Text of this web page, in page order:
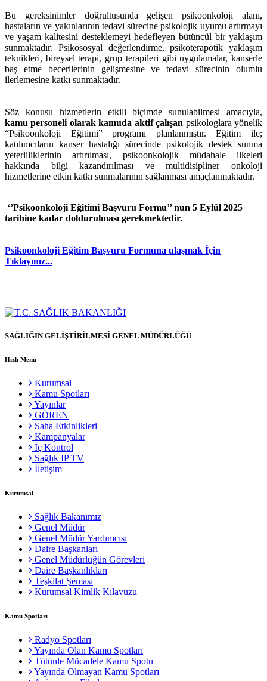
Bu gereksinimler doğrultusunda gelişen psikoonkoloji alanı,
hastaların ve yakınlarının tedavi sürecine psikolojik uyumu artırmayı
ve yaşam kalitesini desteklemeyi hedefleyen bütüncül bir yaklaşım
sunmaktadır. Psikososyal değerlendirme, psikoterapötik yaklaşım
teknikleri, bireysel terapi, grup terapileri gibi uygulamalar, kanserle
baş etme becerilerinin gelişmesine ve tedavi sürecinin olumlu
ilerlemesine katkı sunmaktadır.
Söz konusu hizmetlerin etkili biçimde sunulabilmesi amacıyla,
kamu personeli olarak kamuda aktif çalışan psikologlara yönelik
“Psikoonkoloji Eğitimi” programı planlanmıştır. Eğitim ile;
katılımcıların kanser hastalığı sürecinde psikolojik destek sunma
yeterliliklerinin artırılması, psikoonkolojik müdahale ilkeleri
hakkında bilgi kazandırılması ve multidisipliner onkoloji
hizmetlerine etkin katkı sunmalarının sağlanması amaçlanmaktadır.
‘’Psikoonkoloji Eğitimi Başvuru Formu’’ nun 5 Eylül 2025
tarihine kadar doldurulması gerekmektedir.
Psikoonkoloji Eğitim Başvuru Formuna ulaşmak İçin
Tıklayınız...
SAĞLIĞIN GELİŞTİRİLMESİ GENEL MÜDÜRLÜĞÜ
Hızlı Menü
Kurumsal
Kamu Spotları
Yayınlar
GÖREN
Saha Etkinlikleri
Kampanyalar
İç Kontrol
Sağlık IP TV
İletişim
Kurumsal
Sağlık Bakanımız
Genel Müdür
Genel Müdür Yardımcısı
Daire Başkanları
Genel Müdürlüğün Görevleri
Daire Başkanlıkları
Teşkilat Şeması
Kurumsal Kimlik Kılavuzu
Kamu Spotları
Radyo Spotları
Yayında Olan Kamu Spotları
Tütünle Mücadele Kamu Spotu
Yayında Olmayan Kamu Spotları